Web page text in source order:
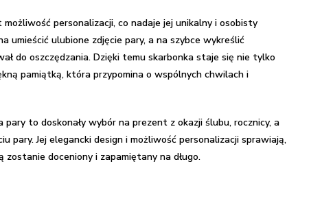
personalizacji, co nadaje jej unikalny i osobisty
umieścić ulubione zdjęcie pary, a na szybce wykreślić
do oszczędzania. Dzięki temu skarbonka staje się nie tylko
pamiątką, która przypomina o wspólnych chwilach i
to doskonały wybór na prezent z okazji ślubu, rocznicy, a
pary. Jej elegancki design i możliwość personalizacji sprawiają,
doceniony i zapamiętany na długo.